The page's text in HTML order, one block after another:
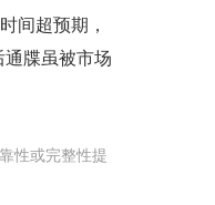
间超预期，
牒虽被市场
性或完整性提